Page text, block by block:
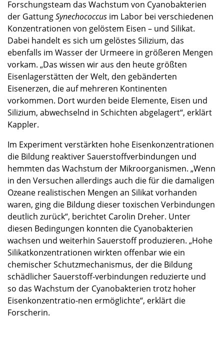
Forschungsteam das Wachstum von Cyanobakterien
der GattungSynechococcus im Labor bei verschiedenen
Konzentrationen von gelöstem Eisen – und Silikat.
Dabei handelt es sich um gelöstes Silizium, das
ebenfalls im Wasser der Urmeere in größeren Mengen
vorkam. „Das wissen wir aus den heute größten
Eisenlagerstätten der Welt, den gebänderten
Eisenerzen, die auf mehreren Kontinenten
vorkommen. Dort wurden beide Elemente, Eisen und
Silizium, abwechselnd in Schichten abgelagert“, erklärt
Kappler.
Im Experiment verstärkten hohe Eisenkonzentrationen
die Bildung reaktiver Sauerstoffverbindungen und
hemmten das Wachstum der Mikroorganismen. „Wenn
in den Versuchen allerdings auch die für die damaligen
Ozeane realistischen Mengen an Silikat vorhanden
waren, ging die Bildung dieser toxischen Verbindungen
deutlich zurück“, berichtet Carolin Dreher. Unter
diesen Bedingungen konnten die Cyanobakterien
wachsen und weiterhin Sauerstoff produzieren. „Hohe
Silikatkonzentrationen wirkten offenbar wie ein
chemischer Schutzmechanismus, der die Bildung
schädlicher Sauerstoff-verbindungen reduzierte und
so das Wachstum der Cyanobakterien trotz hoher
Eisenkonzentratio-nen ermöglichte“, erklärt die
Forscherin.